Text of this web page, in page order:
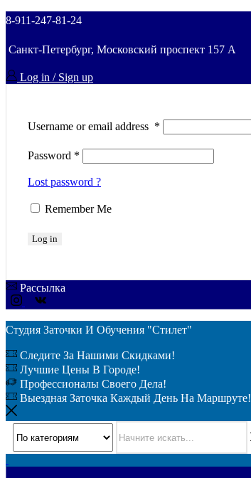
8-911-247-81-24
Санкт-Петербург, Московский проспект 157 A
Log in / Sign up
Username or email address *
Password *
Lost password ?
Remember Me
Log in
Рассылка
Студия Заточки И Обучения "Стилет"
Следите За Нашими Скидками!
Лучшие Цены В Городе!
Профессионалы Своего Дела!
Выездная Заточка Каждый День На Маршруте!